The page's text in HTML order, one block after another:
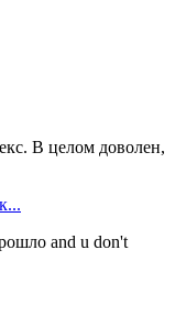
В целом доволен,
and u don't